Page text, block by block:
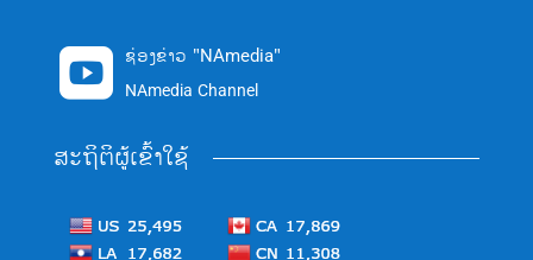
 ຊ່ອງຂ່າວ "NAmedia"
NAmedia Channel
ສະຖິຕິຜູ້ເຂົ້າໃຊ້